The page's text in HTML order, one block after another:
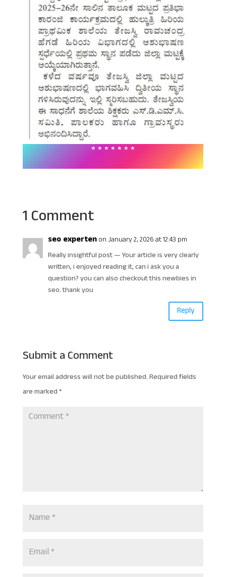
* * * * * * *
1 Comment
seo expertenon January 2, 2026 at 12:43 pm
Really insightful post — Your article is very clearly
written, i enjoyed reading it, can i ask you a
question? you can also checkout this newbies in
seo. thank you
Reply
Submit a Comment
Your email address will not be published.Required fields
are marked*